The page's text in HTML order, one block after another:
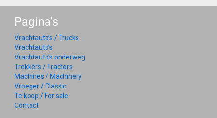
Pagina’s
Vrachtauto’s / Trucks
Vrachtauto’s
Vrachtauto’s onderweg
Trekkers / Tractors
Machines / Machinery
Vroeger / Classic
Te koop / For sale
Contact